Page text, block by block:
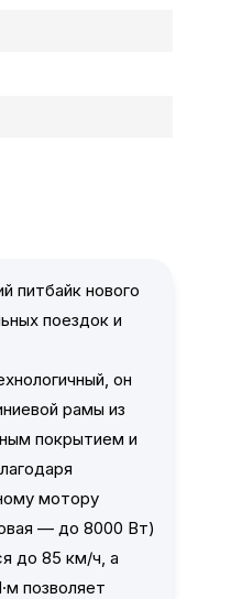
питбайк нового
поездок и
он
рамы из
покрытием и
мотору
— до 8000 Вт)
до 85 км/ч, а
позволяет